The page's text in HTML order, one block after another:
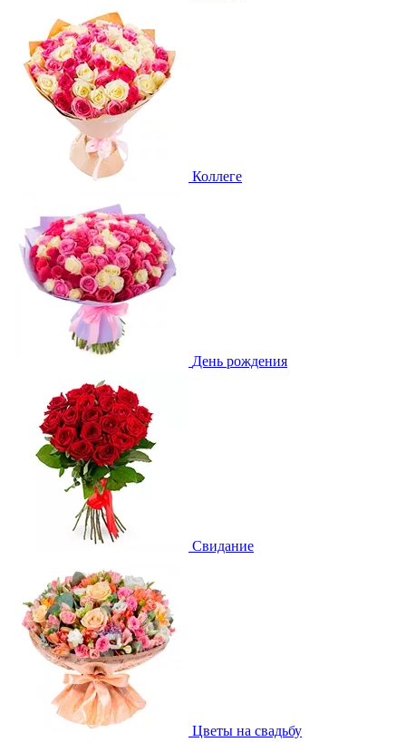
Коллеге
День рождения
Свидание
Цветы на свадьбу